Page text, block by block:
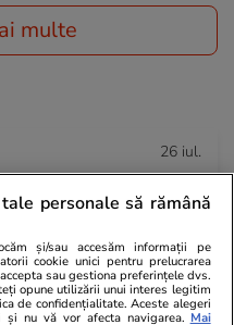
multe
26 iul.
vor simți
talente și înzestrări
deloc
26 iul.
personale să rămână
și/sau accesăm informații pe
cookie unici pentru prelucrarea
sau gestiona preferințele dvs.
opune utilizării unui interes legitim
de confidențialitate. Aceste alegeri
nu vă vor afecta navigarea. Mai